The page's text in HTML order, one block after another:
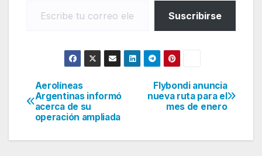
Suscribirse
Navegación
de
entradas
Flybondi anuncia
nueva ruta para el
mes de enero
Aerolíneas
Argentinas informó
acerca de su
operación ampliada